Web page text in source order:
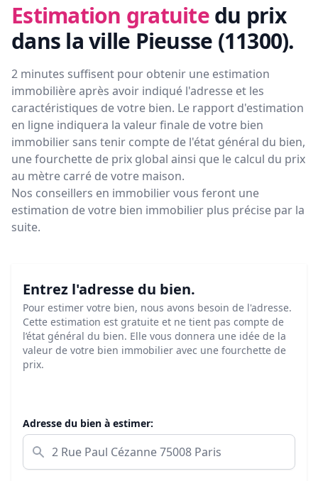
Estimation gratuite du prix
dans la ville Pieusse (11300).
2 minutes suffisent pour obtenir une estimation
immobilière après avoir indiqué l'adresse et les
caractéristiques de votre bien. Le rapport d'estimation
en ligne indiquera la valeur finale de votre bien
immobilier sans tenir compte de l'état général du bien,
une fourchette de prix global ainsi que le calcul du prix
au mètre carré de votre maison.
Nos conseillers en immobilier vous feront une
estimation de votre bien immobilier plus précise par la
suite.
Entrez l'adresse du bien.
Pour estimer votre bien, nous avons besoin de l'adresse.
Cette estimation est gratuite et ne tient pas compte de
l’état général du bien. Elle vous donnera une idée de la
valeur de votre bien immobilier avec une fourchette de
prix.
Adresse du bien à estimer: